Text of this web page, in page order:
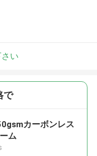
い
で
カーボンレス
ム